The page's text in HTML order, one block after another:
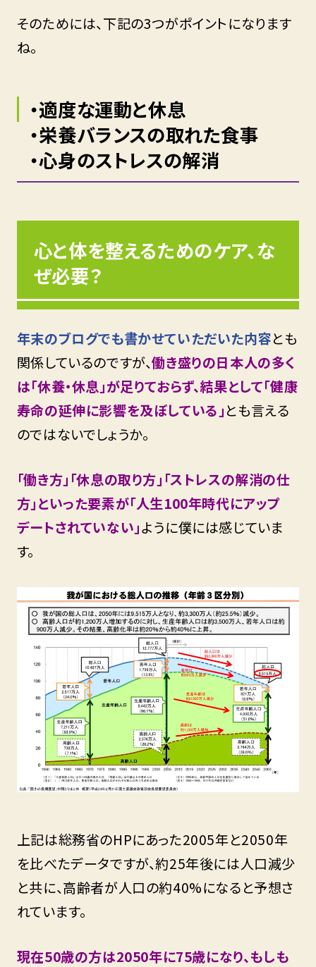
そのためには、下記の3つがポイントになります
ね。
・適度な運動と休息
・栄養バランスの取れた食事
・心身のストレスの解消
心と体を整えるためのケア、な
ぜ必要？
年末のブログでも書かせていただいた内容とも
関係しているのですが、働き盛りの日本人の多く
は「休養・休息」が足りておらず、結果として「健康
寿命の延伸に影響を及ぼしている」とも言える
のではないでしょうか。
「働き方」「休息の取り方」「ストレスの解消の仕
方」といった要素が「人生100年時代にアップ
デートされていない」ように僕には感じていま
す。
上記は総務省のHPにあった2005年と2050年
を比べたデータですが、約25年後には人口減少
と共に、高齢者が人口の約40%になると予想さ
れています。
現在50歳の方は2050年に75歳になり、もしも